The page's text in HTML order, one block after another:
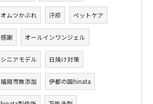
オムツかぶれ 汗疹 ペットケア
感謝 オールインワンジェル
シニアモデル 日焼け対策
福岡市無添加 伊都の国hinata